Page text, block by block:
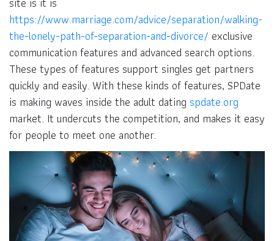
https://www.marriage.com/advice/separation/walking-
the-lonely-path-of-separation-and-divorce/ exclusive
communication features and advanced search options.
These types of features support singles get partners
quickly and easily. With these kinds of features, SPDate
is making waves inside the adult dating spdate.org
market. It undercuts the competition, and makes it easy
for people to meet one another.